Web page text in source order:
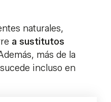
naturales,
a sustitutos
más de la
incluso en